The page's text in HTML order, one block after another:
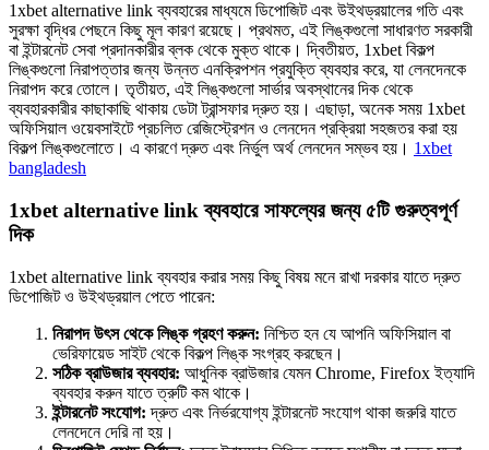
1xbet alternative link ব্যবহারের মাধ্যমে ডিপোজিট এবং উইথড্রয়ালের গতি এবং
সুরক্ষা বৃদ্ধির পেছনে কিছু মূল কারণ রয়েছে। প্রথমত, এই লিঙ্কগুলো সাধারণত সরকারী
বা ইন্টারনেট সেবা প্রদানকারীর ব্লক থেকে মুক্ত থাকে। দ্বিতীয়ত, 1xbet বিকল্প
লিঙ্কগুলো নিরাপত্তার জন্য উন্নত এনক্রিপশন প্রযুক্তি ব্যবহার করে, যা লেনদেনকে
নিরাপদ করে তোলে। তৃতীয়ত, এই লিঙ্কগুলো সার্ভার অবস্থানের দিক থেকে
ব্যবহারকারীর কাছাকাছি থাকায় ডেটা ট্রান্সফার দ্রুত হয়। এছাড়া, অনেক সময় 1xbet
অফিসিয়াল ওয়েবসাইটে প্রচলিত রেজিস্ট্রেশন ও লেনদেন প্রক্রিয়া সহজতর করা হয়
বিকল্প লিঙ্কগুলোতে। এ কারণে দ্রুত এবং নির্ভুল অর্থ লেনদেন সম্ভব হয়। 1xbet
bangladesh
1xbet alternative link ব্যবহারে সাফল্যের জন্য ৫টি গুরুত্বপূর্ণ
দিক
1xbet alternative link ব্যবহার করার সময় কিছু বিষয় মনে রাখা দরকার যাতে দ্রুত
ডিপোজিট ও উইথড্রয়াল পেতে পারেন:
নিরাপদ উৎস থেকে লিঙ্ক গ্রহণ করুন: নিশ্চিত হন যে আপনি অফিসিয়াল বা
ভেরিফায়েড সাইট থেকে বিকল্প লিঙ্ক সংগ্রহ করছেন।
সঠিক ব্রাউজার ব্যবহার: আধুনিক ব্রাউজার যেমন Chrome, Firefox ইত্যাদি
ব্যবহার করুন যাতে ত্রুটি কম থাকে।
ইন্টারনেট সংযোগ: দ্রুত এবং নির্ভরযোগ্য ইন্টারনেট সংযোগ থাকা জরুরি যাতে
লেনদেনে দেরি না হয়।